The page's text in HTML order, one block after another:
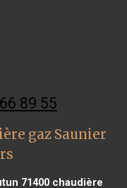
89 55
gaz Saunier
71400chaudière